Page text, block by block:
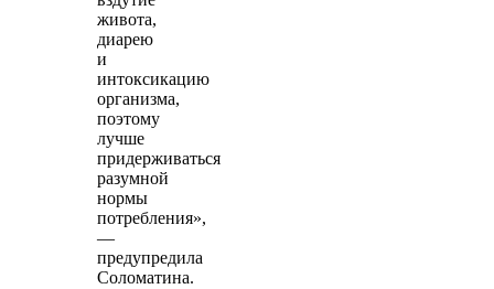
живота,
диарею
и
интоксикацию
организма,
поэтому
лучше
придерживаться
разумной
нормы
потребления»,
—
предупредила
Соломатина.